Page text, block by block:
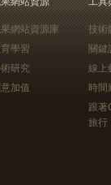
網站資源庫
學習
研究
加值
技術
關鍵
線上
時間
跟
旅行